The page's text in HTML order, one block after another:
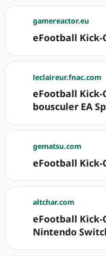
gamereactor.eu
eFootball Kick-
leclaireur.fnac.com
eFootball
bousculer EA
gematsu.com
eFootball Kick-
altchar.com
eFootball Kick-
Nintendo